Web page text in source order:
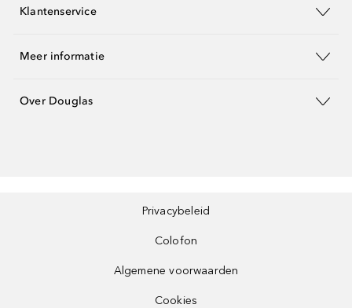
Klantenservice
Meer informatie
Over Douglas
Privacybeleid
Colofon
Algemene voorwaarden
Cookies